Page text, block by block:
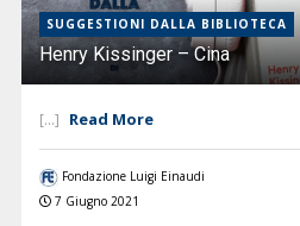
SUGGESTIONI DALLA BIBLIOTECA
Henry Kissinger – Cina
[...] Read More
Fondazione Luigi Einaudi
7 Giugno 2021